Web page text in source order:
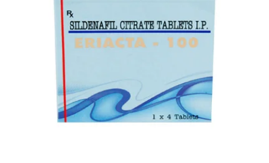
送料改定について...
2025.11.19
年末年始の営業について【2025-202...
2025.8.24